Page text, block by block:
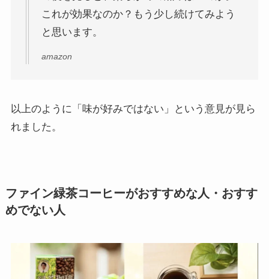
これが効果なのか？もう少し続けてみよう
と思います。
amazon
以上のように「味が好みではない」という意見が見ら
れました。
ファイン緑茶コーヒーがおすすめな人・おすす
めでない人